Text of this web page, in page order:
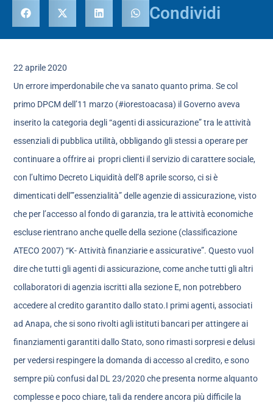
Condividi
22 aprile 2020
Un errore imperdonabile che va sanato quanto prima. Se col
primo DPCM dell’11 marzo (#iorestoacasa) il Governo aveva
inserito la categoria degli “agenti di assicurazione” tra le attività
essenziali di pubblica utilità, obbligando gli stessi a operare per
continuare a offrire ai propri clienti il servizio di carattere sociale,
con l’ultimo Decreto Liquidità dell’8 aprile scorso, ci si è
dimenticati dell’”essenzialità” delle agenzie di assicurazione, visto
che per l’accesso al fondo di garanzia, tra le attività economiche
escluse rientrano anche quelle della sezione (classificazione
ATECO 2007) “K- Attività finanziarie e assicurative”. Questo vuol
dire che tutti gli agenti di assicurazione, come anche tutti gli altri
collaboratori di agenzia iscritti alla sezione E, non potrebbero
accedere al credito garantito dallo stato.I primi agenti, associati
ad Anapa, che si sono rivolti agli istituti bancari per attingere ai
finanziamenti garantiti dallo Stato, sono rimasti sorpresi e delusi
per vedersi respingere la domanda di accesso al credito, e sono
sempre più confusi dal DL 23/2020 che presenta norme alquanto
complesse e poco chiare, tali da rendere ancora più difficile la